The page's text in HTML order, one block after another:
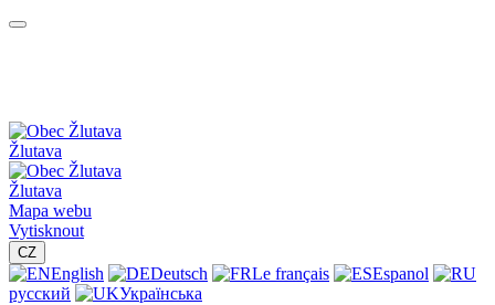
Žlutava
Žlutava
Mapa webu
Vytisknout
CZ
English Deutsch Le français
Espanol
русский
Українська